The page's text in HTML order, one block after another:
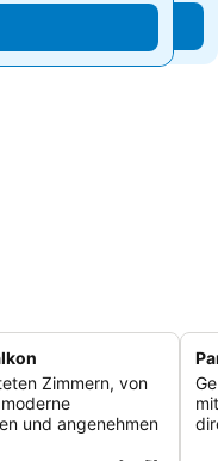
Zimmern, von
und angenehmen